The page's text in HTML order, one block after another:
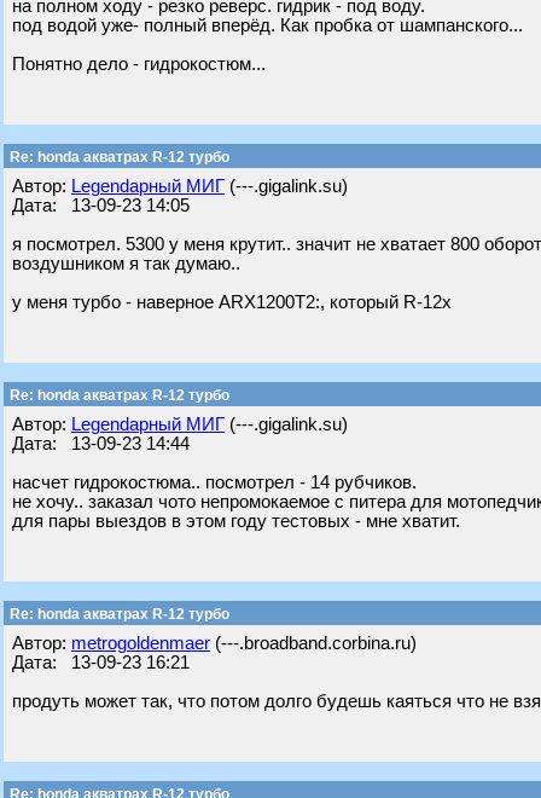
на полном ходу - резко реверс. гидрик - под воду.
под водой уже- полный вперёд. Как пробка от шампанского...
Понятно дело - гидрокостюм...
Re: honda акватрах R-12 турбо
Автор: Legendарный МИГ (---.gigalink.su)
Дата: 13-09-23 14:05
я посмотрел. 5300 у меня крутит.. значит не хватает 800
воздушником я так думаю..
у меня турбо - наверное ARX1200T2:, который R-12х
Re: honda акватрах R-12 турбо
Автор: Legendарный МИГ (---.gigalink.su)
Дата: 13-09-23 14:44
насчет гидрокостюма.. посмотрел - 14 рубчиков.
не хочу.. заказал чото непромокаемое с питера для
для пары выездов в этом году тестовых - мне хватит.
Re: honda акватрах R-12 турбо
Автор: metrogoldenmaer (---.broadband.corbina.ru)
Дата: 13-09-23 16:21
продуть может так, что потом долго будешь каяться что не
Re: honda акватрах R-12 турбо